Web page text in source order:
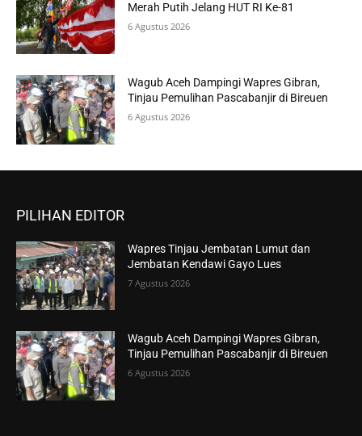
Merah Putih Jelang HUT RI Ke-81
6 Agustus 2026
Wagub Aceh Dampingi Wapres Gibran,
Tinjau Pemulihan Pascabanjir di Bireuen
6 Agustus 2026
PILIHAN EDITOR
Wapres Tinjau Jembatan Lumut dan
Jembatan Kendawi Gayo Lues
7 Agustus 2026
Wagub Aceh Dampingi Wapres Gibran,
Tinjau Pemulihan Pascabanjir di Bireuen
6 Agustus 2026